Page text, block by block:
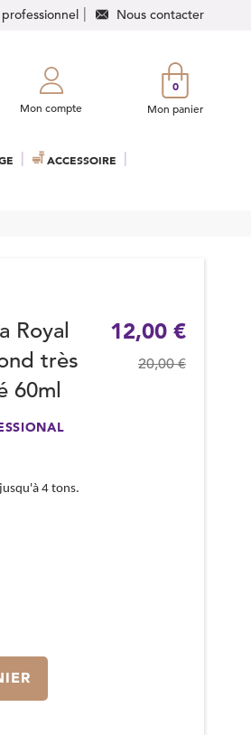
Nous contacter
Mon compte
0
Mon panier
ACCESSOIRE
Royal
très
60ml
4 tons.
12,00 €
20,00 €